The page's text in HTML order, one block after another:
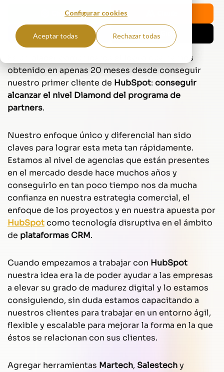
Configurar cookies
Aceptar todas Rechazar todas
ChatGPT
Perplexity
Es un placer comunicaros el logro que hemos
obtenido en apenas 20 meses desde conseguir
nuestro primer cliente de HubSpot: conseguir
alcanzar el nivel Diamond del programa de
partners.
Nuestro enfoque único y diferencial han sido
claves para lograr esta meta tan rápidamente.
Estamos al nivel de agencias que están presentes
en el mercado desde hace muchos años y
conseguirlo en tan poco tiempo nos da mucha
confianza en nuestra estrategia comercial, el
enfoque de los proyectos y en nuestra apuesta por
HubSpotcomo tecnología disruptiva en el ámbito
de plataformas CRM.
Cuando empezamos a trabajar con HubSpot
nuestra idea era la de poder ayudar a las empresas
a elevar su grado de madurez digital y lo estamos
consiguiendo, sin duda estamos capacitando a
nuestros clientes para trabajar en un entorno ágil,
flexible y escalable para mejorar la forma en la que
éstos se relacionan con sus clientes.
Agregar herramientas Martech, Salestechy